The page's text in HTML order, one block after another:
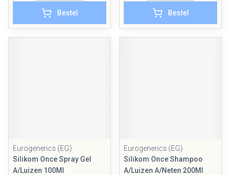
Bestel Bestel
Eurogenerics (EG)
Silikom Once Spray Gel
A/Luizen 100Ml
Eurogenerics (EG)
Silikom Once Shampoo
A/Luizen A/Neten 200Ml